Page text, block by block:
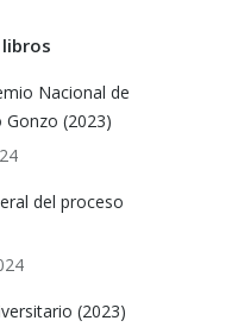
Nacional de
Gonzo (2023)
del proceso
(2023)